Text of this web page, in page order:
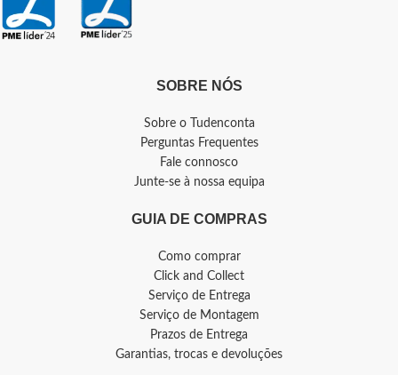
SOBRE NÓS
Sobre o Tudenconta
Perguntas Frequentes
Fale connosco
Junte-se à nossa equipa
GUIA DE COMPRAS
Como comprar
Click and Collect
Serviço de Entrega
Serviço de Montagem
Prazos de Entrega
Garantias, trocas e devoluções